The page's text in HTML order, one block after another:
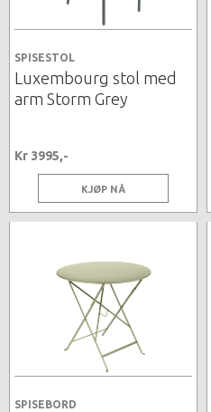
SPISESTOL
Luxembourg stol med
arm Storm Grey
Kr 3995,-
KJØP NÅ
SPISEBORD